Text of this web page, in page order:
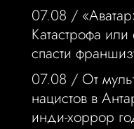
07.08 /
Катастрофа
спасти
07.08 / От
нацистов в
инди-хоррор